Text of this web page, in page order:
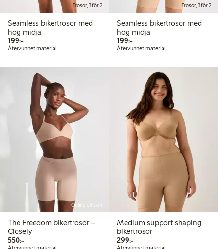
Trosor, 3 för 2
Seamless bikertrosor med
hög midja
199:-199,00 kr
Återvunnet material
Trosor, 3 för 2
Seamless bikertrosor med
hög midja
199:-199,00 kr
Återvunnet material
Online edition
The Freedom bikertrosor –
Closely
550:-550,00 kr
Medium support shaping
bikertrosor
299:-299,00 kr